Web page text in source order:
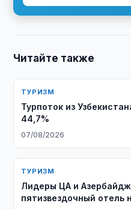
Читайте также
ТУРИЗМ
Турпоток из
44,7%
07/08/2026
ТУРИЗМ
Лидеры ЦА и
пятизвездочный отель